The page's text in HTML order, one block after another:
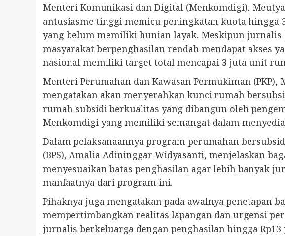
Menteri Komunikasi dan Digital (Menkomdigi),
antusiasme tinggi memicu peningkatan kuota hingga
yang belum memiliki hunian layak. Meskipun
masyarakat berpenghasilan rendah mendapat akses
nasional memiliki target total mencapai 3 juta unit
Menteri Perumahan dan Kawasan Permukiman
mengatakan akan menyerahkan kunci rumah
rumah subsidi berkualitas yang dibangun oleh
Menkomdigi yang memiliki semangat dalam
Dalam pelaksanaannya program perumahan
(BPS), Amalia Adininggar Widyasanti, menjelaskan
menyesuaikan batas penghasilan agar lebih banyak
manfaatnya dari program ini.
Pihaknya juga mengatakan pada awalnya penetapan
mempertimbangkan realitas lapangan dan urgensi
jurnalis berkeluarga dengan penghasilan hingga